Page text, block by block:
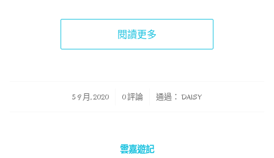
閱讀更多
5 9 月, 2020
/ 0 評論 通過： DAISY
雲嘉遊記